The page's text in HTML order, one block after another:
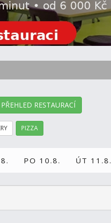
PŘEHLED RESTAURACÍ
PIZZA
PO 10.8. ÚT 11.8.